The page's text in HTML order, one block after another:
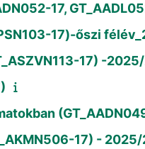
17,
17)-őszi
17) -
17) -